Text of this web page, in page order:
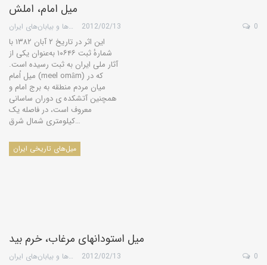
میل امام، املش
گروه کویرها و بیابان‌های ایران 2012/02/13 0
این اثر در تاریخ ۲ آبان ۱۳۸۲ با
شمارهٔ ثبت ۱۰۶۴۶ به‌عنوان یکی از
آثار ملی ایران به ثبت رسیده است.
میل اُمام (meel omâm) که در
میان مردم منطقه به برج امام و
همچنین آتشکده ی دوران ساسانی
معروف است، در فاصله یک
کیلومتری شمال شرق…
میل‌های تاریخی ایران
میل استودانهای مرغاب، خرم بید
گروه کویرها و بیابان‌های ایران 2012/02/13 0